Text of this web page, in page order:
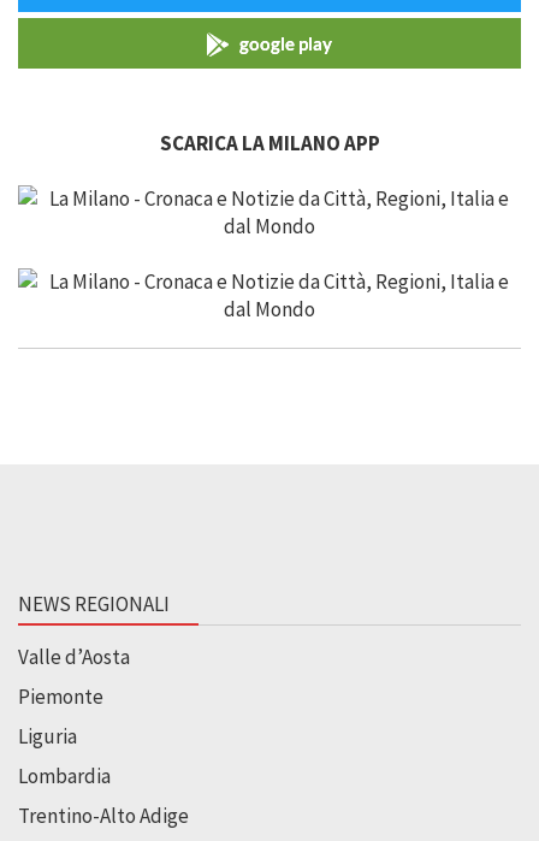
google play
SCARICA LA MILANO APP
NEWS REGIONALI
Valle d’Aosta
Piemonte
Liguria
Lombardia
Trentino-Alto Adige